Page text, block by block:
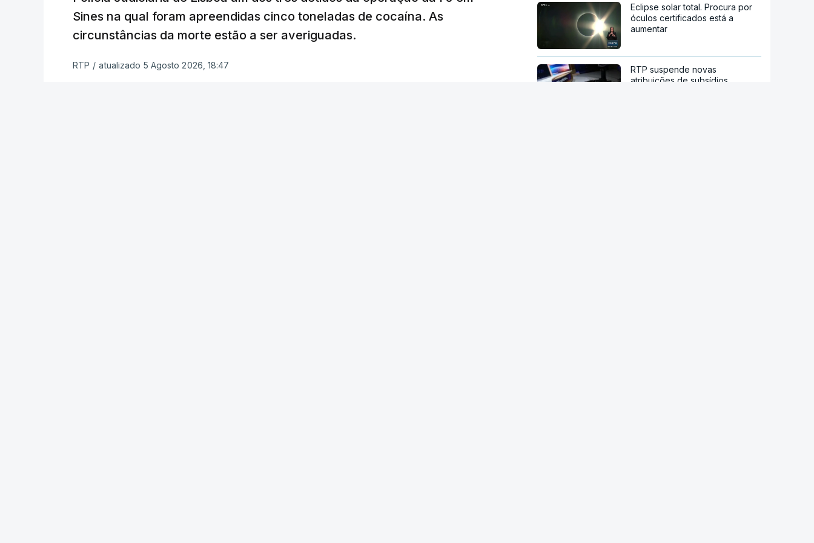
a alegação justificativa para o pedido de reapreciação, ou os documentos que os
relatores devem preencher.
Sines na qual foram apreendidas cinco toneladas de cocaína. As
circunstâncias da morte estão a ser averiguadas.
RTP / atualizado 5 Agosto 2026, 18:47
Eclipse solar total. Procura por
óculos certificados está a
aumentar
RTP suspende novas
atribuições de subsídios